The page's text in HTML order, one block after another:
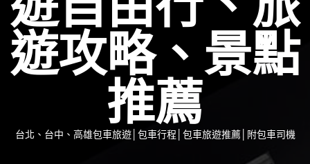
遊攻略、景點
推薦
台北、台中、高雄包車旅遊│包車行程│包車旅遊推薦│附包車司機